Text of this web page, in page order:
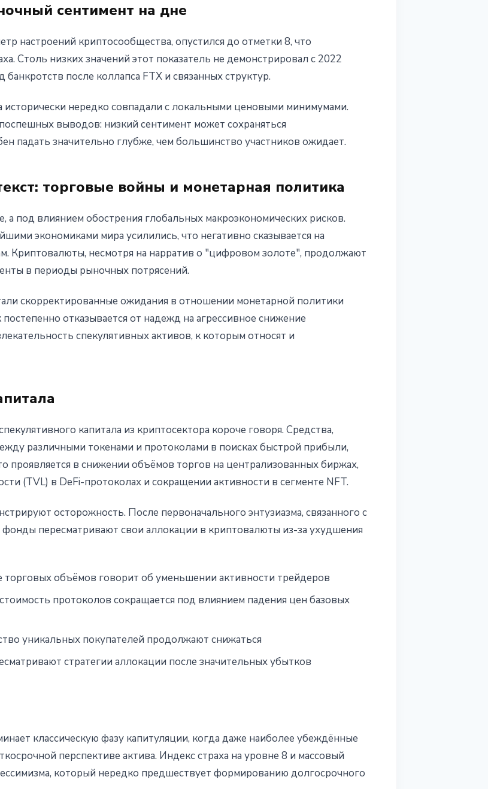
сентимент на дне
настроений криптосообщества, опустился до отметки 8, что
Столь низких значений этот показатель не демонстрировал с 2022
после коллапса FTX и связанных структур.
нередко совпадали с локальными ценовыми минимумами.
выводов: низкий сентимент может сохраняться
падать значительно глубже, чем большинство участников ожидает.
торговые войны и монетарная политика
а под влиянием обострения глобальных макроэкономических рисков.
экономиками мира усилились, что негативно сказывается на
Криптовалюты, несмотря на нарратив о "цифровом золоте", продолжают
в периоды рыночных потрясений.
скорректированные ожидания в отношении монетарной политики
отказывается от надежд на агрессивное снижение
спекулятивных активов, к которым относят и
капитала из криптосектора короче говоря. Средства,
различными токенами и протоколами в поисках быстрой прибыли,
проявляется в снижении объёмов торгов на централизованных биржах,
(TVL) в DeFi-протоколах и сокращении активности в сегменте NFT.
осторожность. После первоначального энтузиазма, связанного с
пересматривают свои аллокации в криптовалюты из-за ухудшения
торговых объёмов говорит об уменьшении активности трейдеров
протоколов сокращается под влиянием падения цен базовых
уникальных покупателей продолжают снижаться
стратегии аллокации после значительных убытков
классическую фазу капитуляции, когда даже наиболее убеждённые
перспективе актива. Индекс страха на уровне 8 и массовый
который нередко предшествует формированию долгосрочного